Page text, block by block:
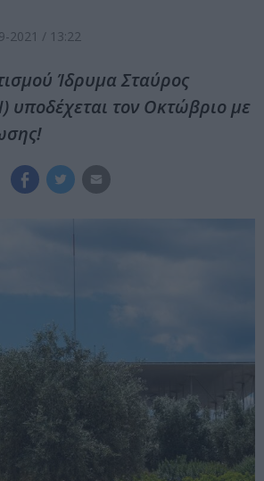
2021 / 13:22
Ίδρυμα Σταύρος
υποδέχεται τον Οκτώβριο με